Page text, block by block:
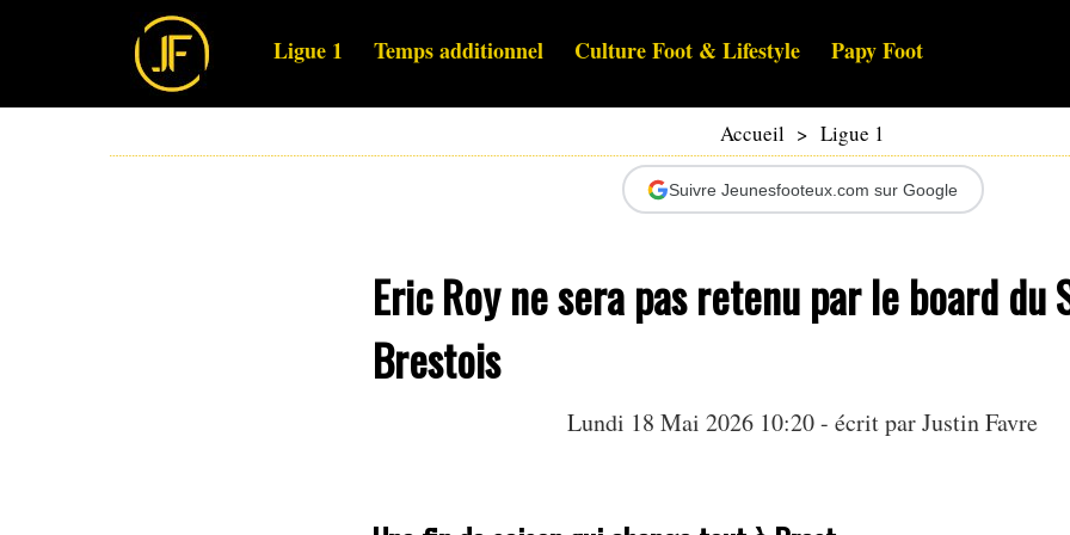
Ligue 1 Temps additionnel Culture Foot & Lifestyle Papy Foot
Accueil > Ligue 1
Suivre Jeunesfooteux.com sur Google
Eric Roy ne sera pas retenu par le board du
Brestois
Lundi 18 Mai 2026 10:20 - écrit parJustin Favre